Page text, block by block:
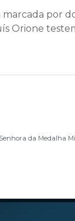
por
Orione